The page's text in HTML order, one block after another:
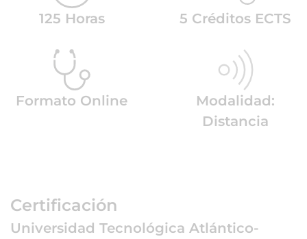
125 Horas 5 Créditos ECTS
Formato Online
Modalidad:
Distancia
Certificación
Universidad Tecnológica Atlántico-